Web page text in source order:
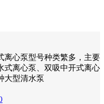
离心泵型号种类繁多，主要
式离心泵、双吸中开式离心
大型清水泵